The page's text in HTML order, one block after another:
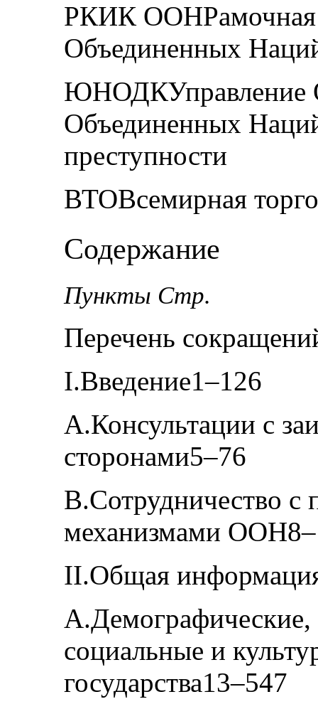
РКИК ООНРамочная
Объединенных
ЮНОДКУправление
Объединенных
преступности
ВТОВсемирная
Содержание
Пункты Стр.
Перечень
I.Введение1–126
A.Консультации с
сторонами5–76
B.Сотрудничество
механизмами
II.Общая
A.Демографические,
социальные и
государства13–547